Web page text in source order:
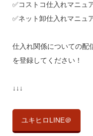
✅コストコ仕入れマニュ
✅ネット卸仕入れマニュ
仕入れ関係についての配
を登録してください！
↓↓↓
ユキヒロLINE＠